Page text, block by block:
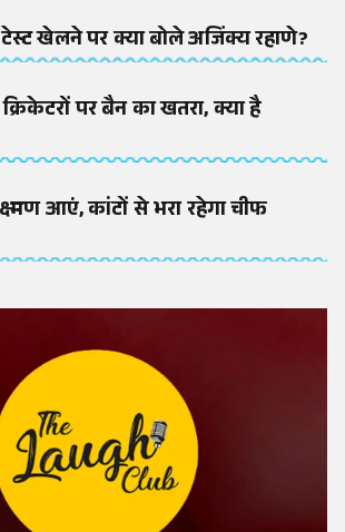
खेलने पर क्या बोले अजिंक्य रहाणे?
पर बैन का खतरा, क्या है
आएं, कांटों से भरा रहेगा चीफ